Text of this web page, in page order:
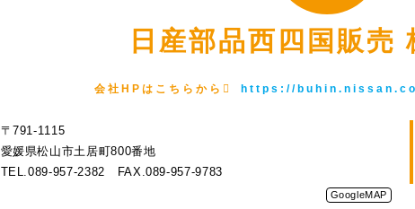
日産部品西四国販売
会社HPはこちらから https://
〒791-1115
愛媛県松山市土居町800番地
TEL.089-957-2382
FAX.089-957-9783
GoogleMAP